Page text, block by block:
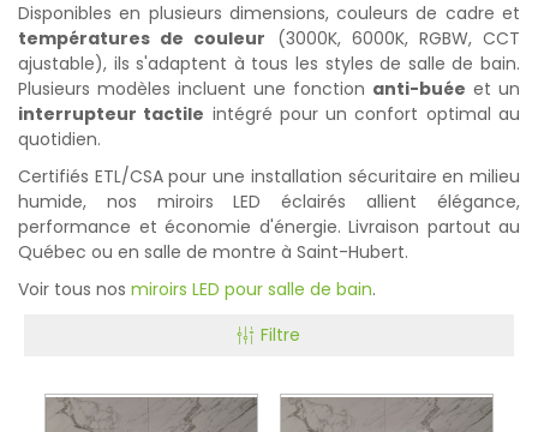
Disponibles en plusieurs dimensions, couleurs de cadre et
températures de couleur (3000K, 6000K, RGBW, CCT
ajustable), ils s'adaptent à tous les styles de salle de bain.
Plusieurs modèles incluent une fonction anti-buée et un
interrupteur tactile intégré pour un confort optimal au
quotidien.
Certifiés ETL/CSA pour une installation sécuritaire en milieu
humide, nos miroirs LED éclairés allient élégance,
performance et économie d'énergie. Livraison partout au
Québec ou en salle de montre à Saint-Hubert.
Voir tous nos miroirs LED pour salle de bain.
Filtre